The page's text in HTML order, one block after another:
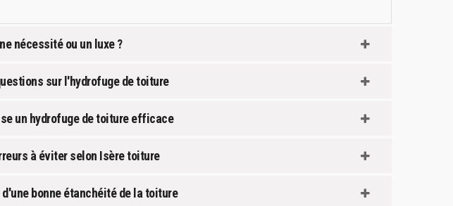
nécessité ou un luxe ?
sur l'hydrofuge de toiture
un hydrofuge de toiture efficace
à éviter selon Isère toiture
bonne étanchéité de la toiture